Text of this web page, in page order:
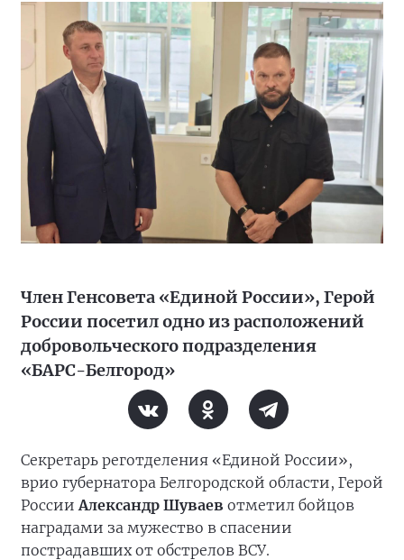
Член Генсовета «Единой России», Герой
России посетил одно из расположений
добровольческого подразделения
«БАРС-Белгород»
Секретарь реготделения «Единой России»,
врио губернатора Белгородской области, Герой
РоссииАлександр Шуваев отметил бойцов
наградами за мужество в спасении
пострадавших от обстрелов ВСУ.